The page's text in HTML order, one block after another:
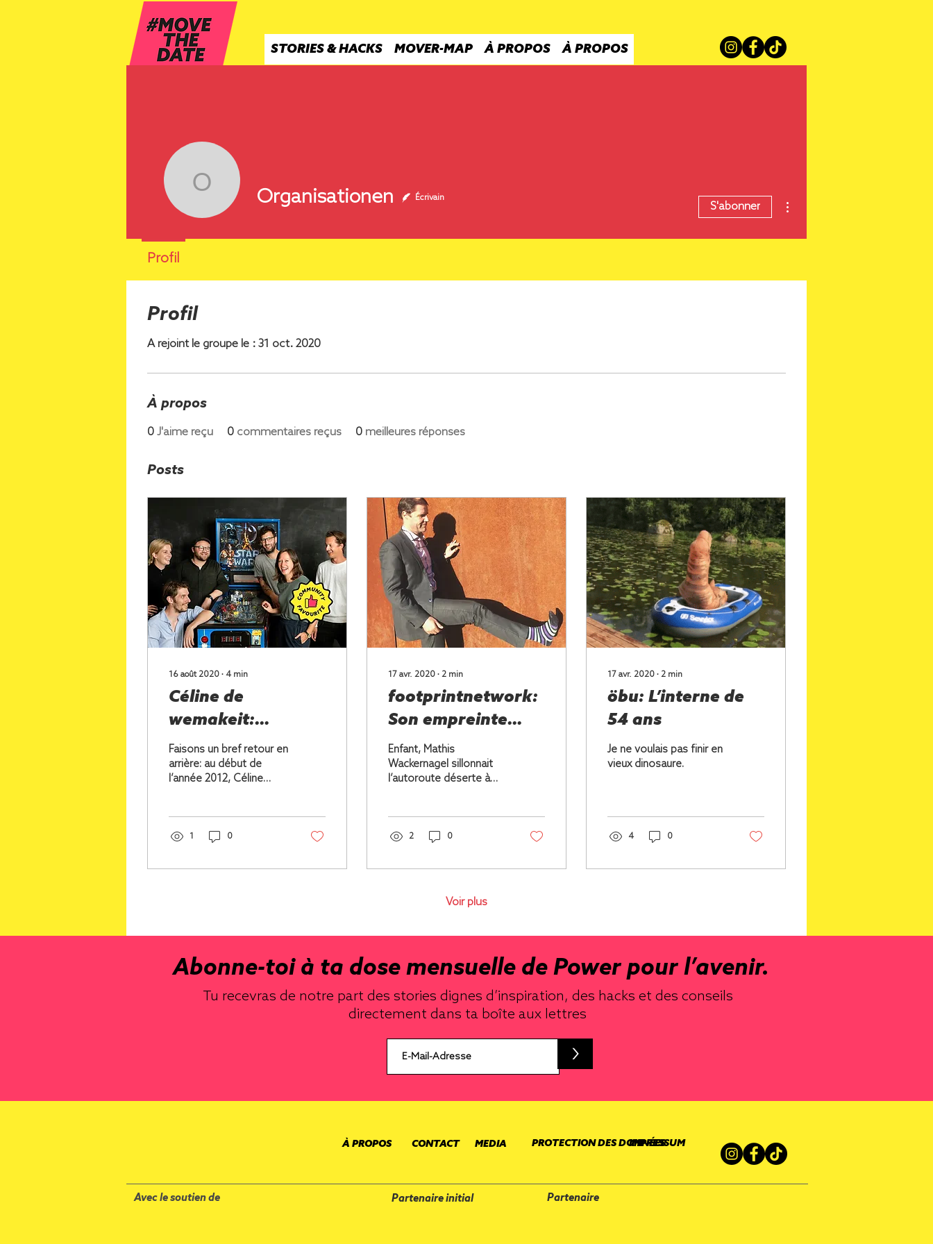
STORIES & HACKS MOVER-MAP À PROPOS À PROPOS
Profil
A rejoint le groupe le : 31 oct. 2020
À propos
0 J'aime reçu 0 commentaires reçus 0 meilleures réponses
Posts
16 août 2020 ∙ 4 min
Céline de
wemakeit:
«Imaginez tout ce
qui est possible!»
Faisons un bref retour en
arrière: au début de
l’année 2012, Céline
1 0
17 avr. 2020 ∙ 2 min
footprintnetwork:
Son empreinte
dans la recherche
Enfant, Mathis
Wackernagel sillonnait
l’autoroute déserte à
2 0
17 avr. 2020 ∙ 2 min
öbu: L’interne de
54 ans
Je ne voulais pas finir en
vieux dinosaure.
4 0
Voir plus
Organisationen
Organisationen Écrivain
S'abonner
Profil
Abonne-toi à ta dose mensuelle de Power pour l’avenir.
Tu recevras de notre part des stories dignes d’inspiration, des hacks et des conseils
directement dans ta boîte aux lettres
>
À PROPOS CONTACT MEDIA PROTECTION DES DONNÉES
IMPRESSUM
Avec le soutien de Partenaire initial Partenaire